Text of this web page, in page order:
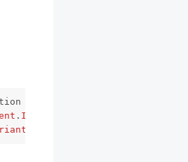
. IVariantManagementProvider